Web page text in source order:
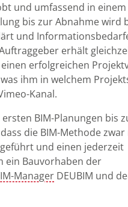
und umfassend in
bis zur Abnahme wird
und
erhält
erfolgreichen
ihm in welchem
Kanal.
BIM-Planungen bis
die BIM-Methode
und einen jederzeit
ein Bauvorhaben der
Manager DEUBIM und